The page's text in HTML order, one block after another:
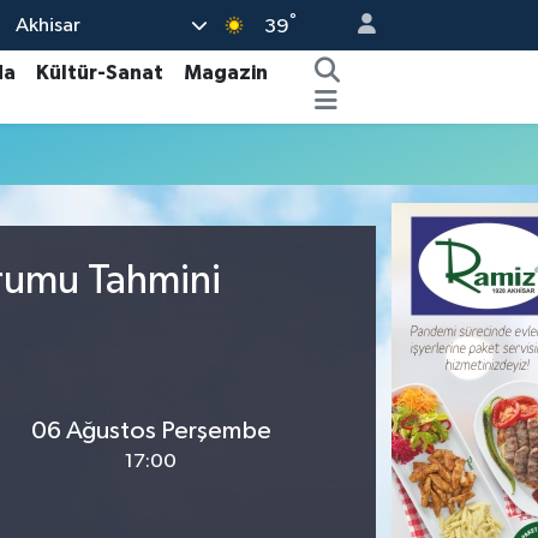
Akhisar 39°
Kültür-Sanat
Magazin
Tahmini
06 Ağustos Perşembe
17:00